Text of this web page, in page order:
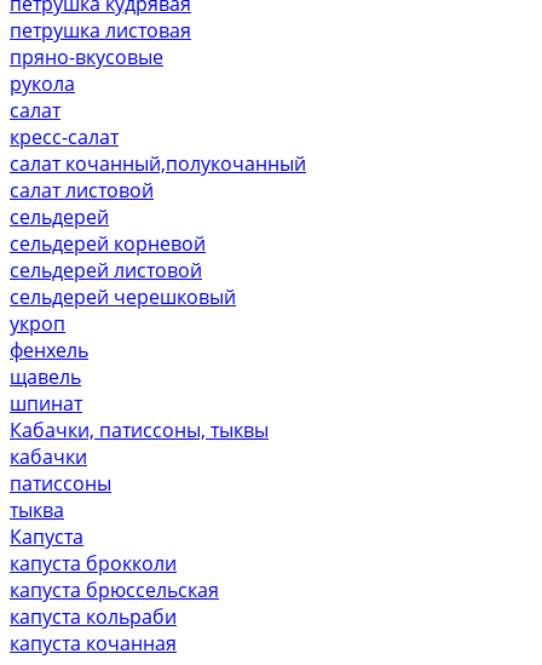
петрушка листовая
пряно-вкусовые
рукола
салат
кресс-салат
салат кочанный,полукочанный
салат листовой
сельдерей
сельдерей корневой
сельдерей листовой
сельдерей черешковый
укроп
фенхель
щавель
шпинат
Кабачки, патиссоны, тыквы
кабачки
патиссоны
тыква
Капуста
капуста брокколи
капуста брюссельская
капуста кольраби
капуста кочанная